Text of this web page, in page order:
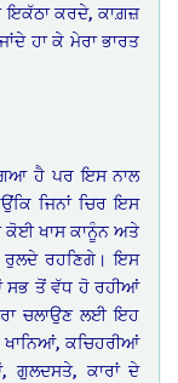
ਇਕੱਠਾ ਕਰਦੇ, ਕਾਗ਼ਜ਼
ਹਾ ਕੇ ਮੇਰਾ ਭਾਰਤ
ਹੈ ਪਰ ਇਸ ਨਾਲ
ਜਿਨਾਂ ਚਿਰ ਇਸ
ਕੋਈ ਖਾਸ ਕਾਨੂੰਨ ਅਤੇ
ਰੁਲਦੇ ਰਹਣਿਗੇ। ਇਸ
ਸਭ ਤੋਂ ਵੱਧ ਹੋ ਰਹੀਆਂ
ਚਲਾਉਣ ਲਈ ਇਹ
ਕਚਿਹਰੀਆਂ
ਗੁਲਦਸਤੇ, ਕਾਰਾਂ ਦੇ